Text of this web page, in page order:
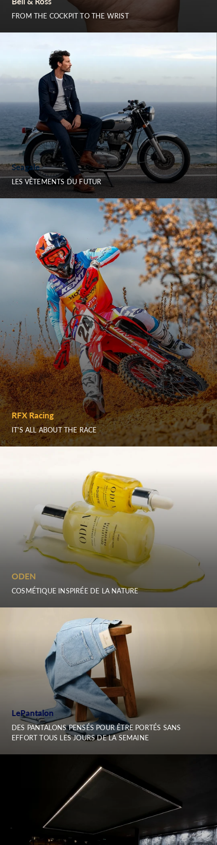
FROM THE COCKPIT TO THE WRIST
Seagale
LES VÊTEMENTS DU FUTUR
RFX Racing
IT'S ALL ABOUT THE RACE
ODEN
COSMÉTIQUE INSPIRÉE DE LA NATURE
LePantalon
DES PANTALONS PENSÉS POUR ÊTRE PORTÉS SANS
EFFORT TOUS LES JOURS DE LA SEMAINE